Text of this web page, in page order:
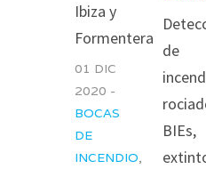
Ibiza y
Formentera
01 DIC
2020 -
BOCAS
DE
INCENDIO,
de
BIEs,